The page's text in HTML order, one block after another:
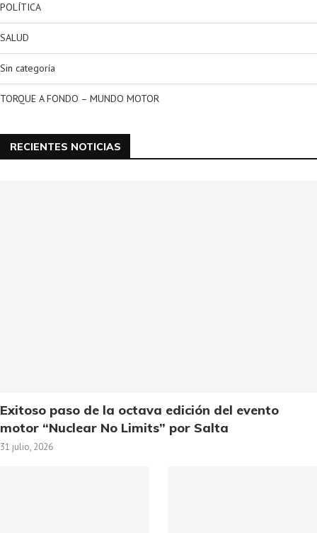
POLÍTICA
SALUD
Sin categoría
TORQUE A FONDO – MUNDO MOTOR
RECIENTES NOTICIAS
Exitoso paso de la octava edición del evento
motor “Nuclear No Limits” por Salta
31 julio, 2026